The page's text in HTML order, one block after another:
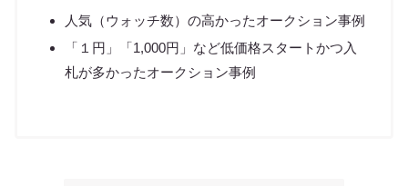
人気（ウォッチ数）の高かったオークション事例
「１円」「1,000円」など低価格スタートかつ入
札が多かったオークション事例